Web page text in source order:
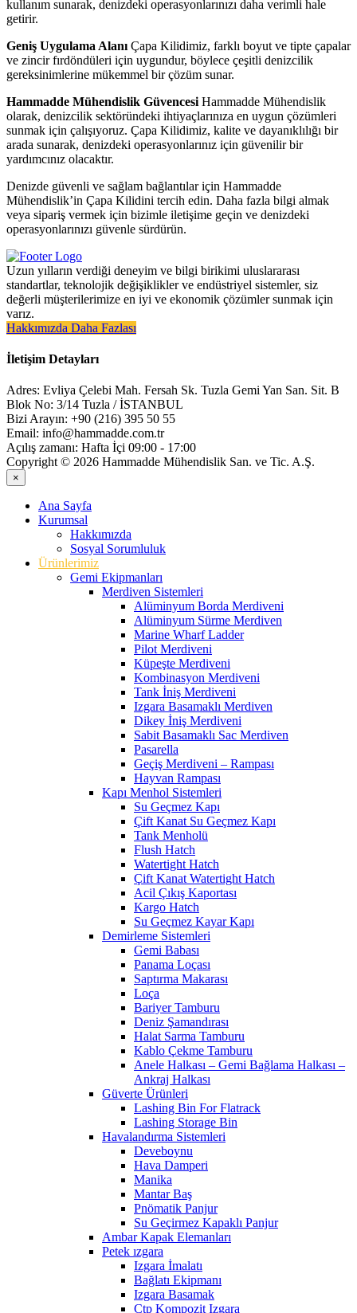
kullanım sunarak, denizdeki operasyonlarınızı daha verimli hale
getirir.
Geniş Uygulama Alanı Çapa Kilidimiz, farklı boyut ve tipte çapalar
ve zincir fırdöndüleri için uygundur, böylece çeşitli denizcilik
gereksinimlerine mükemmel bir çözüm sunar.
Hammadde Mühendislik Güvencesi Hammadde Mühendislik
olarak, denizcilik sektöründeki ihtiyaçlarınıza en uygun çözümleri
sunmak için çalışıyoruz. Çapa Kilidimiz, kalite ve dayanıklılığı bir
arada sunarak, denizdeki operasyonlarınız için güvenilir bir
yardımcınız olacaktır.
Denizde güvenli ve sağlam bağlantılar için Hammadde
Mühendislik’in Çapa Kilidini tercih edin. Daha fazla bilgi almak
veya sipariş vermek için bizimle iletişime geçin ve denizdeki
operasyonlarınızı güvenle sürdürün.
Uzun yılların verdiği deneyim ve bilgi birikimi uluslararası
standartlar, teknolojik değişiklikler ve endüstriyel sistemler, siz
değerli müşterilerimize en iyi ve ekonomik çözümler sunmak için
varız.
Hakkımızda Daha Fazlası
İletişim Detayları
Adres: Evliya Çelebi Mah. Fersah Sk. Tuzla Gemi Yan San. Sit. B
Blok No: 3/14 Tuzla / İSTANBUL
Bizi Arayın: +90 (216) 395 50 55
Email: info@hammadde.com.tr
Açılış zamanı: Hafta İçi 09:00 - 17:00
Copyright © 2026 Hammadde Mühendislik San. ve Tic. A.Ş.
×
Ana Sayfa
Kurumsal
Hakkımızda
Sosyal Sorumluluk
Ürünlerimiz
Gemi Ekipmanları
Merdiven Sistemleri
Alüminyum Borda Merdiveni
Alüminyum Sürme Merdiven
Marine Wharf Ladder
Pilot Merdiveni
Küpeşte Merdiveni
Kombinasyon Merdiveni
Tank İniş Merdiveni
Izgara Basamaklı Merdiven
Dikey İniş Merdiveni
Sabit Basamaklı Sac Merdiven
Pasarella
Geçiş Merdiveni – Rampası
Hayvan Rampası
Kapı Menhol Sistemleri
Su Geçmez Kapı
Çift Kanat Su Geçmez Kapı
Tank Menholü
Flush Hatch
Watertight Hatch
Çift Kanat Watertight Hatch
Acil Çıkış Kaportası
Kargo Hatch
Su Geçmez Kayar Kapı
Demirleme Sistemleri
Gemi Babası
Panama Loçası
Saptırma Makarası
Loça
Bariyer Tamburu
Deniz Şamandırası
Halat Sarma Tamburu
Kablo Çekme Tamburu
Anele Halkası – Gemi Bağlama Halkası –
Ankraj Halkası
Güverte Ürünleri
Lashing Bin For Flatrack
Lashing Storage Bin
Havalandırma Sistemleri
Deveboynu
Hava Damperi
Manika
Mantar Baş
Pnömatik Panjur
Su Geçirmez Kapaklı Panjur
Ambar Kapak Elemanları
Petek ızgara
Izgara İmalatı
Bağlatı Ekipmanı
Izgara Basamak
Ctp Kompozit Izgara